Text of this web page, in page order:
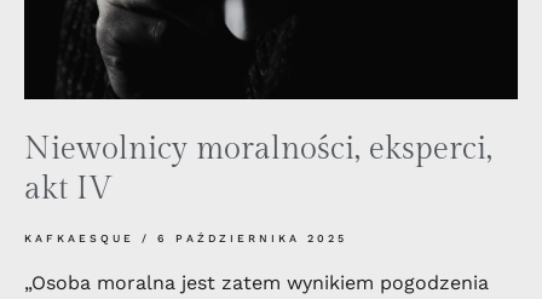
Niewolnicy moralności, eksperci,
akt IV
KAFKAESQUE 6 PAŹDZIERNIKA 2025
„Osoba moralna jest zatem wynikiem pogodzenia